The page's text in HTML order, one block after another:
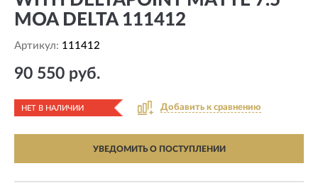
MOA DELTA 111412
Артикул: 111412
90 550 руб.
НЕТ В НАЛИЧИИ Добавить к сравнению
УВЕДОМИТЬ О ПОСТУПЛЕНИИ